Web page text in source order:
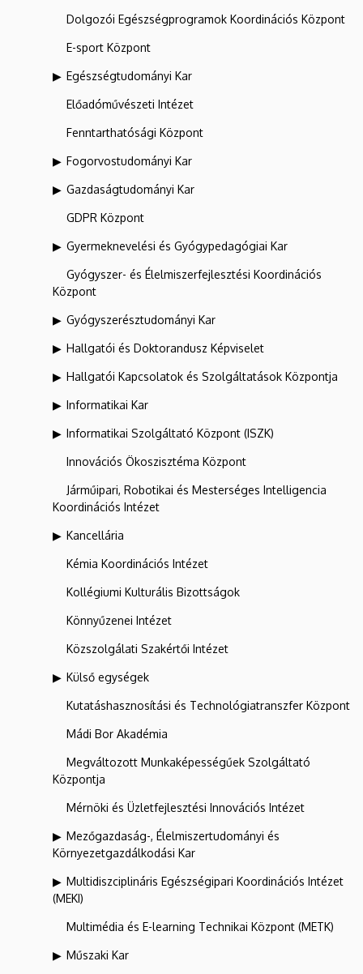
Dolgozói Egészségprogramok Koordinációs Központ
E-sport Központ
Egészségtudományi Kar
Előadóművészeti Intézet
Fenntarthatósági Központ
Fogorvostudományi Kar
Gazdaságtudományi Kar
GDPR Központ
Gyermeknevelési és Gyógypedagógiai Kar
Gyógyszer- és Élelmiszerfejlesztési Koordinációs
Központ
Gyógyszerésztudományi Kar
Hallgatói és Doktorandusz Képviselet
Hallgatói Kapcsolatok és Szolgáltatások Központja
Informatikai Kar
Informatikai Szolgáltató Központ (ISZK)
Innovációs Ökoszisztéma Központ
Járműipari, Robotikai és Mesterséges Intelligencia
Koordinációs Intézet
Kancellária
Kémia Koordinációs Intézet
Kollégiumi Kulturális Bizottságok
Könnyűzenei Intézet
Közszolgálati Szakértői Intézet
Külső egységek
Kutatáshasznosítási és Technológiatranszfer Központ
Mádi Bor Akadémia
Megváltozott Munkaképességűek Szolgáltató
Központja
Mérnöki és Üzletfejlesztési Innovációs Intézet
Mezőgazdaság-, Élelmiszertudományi és
Környezetgazdálkodási Kar
Multidiszciplináris Egészségipari Koordinációs Intézet
(MEKI)
Multimédia és E-learning Technikai Központ (METK)
Műszaki Kar